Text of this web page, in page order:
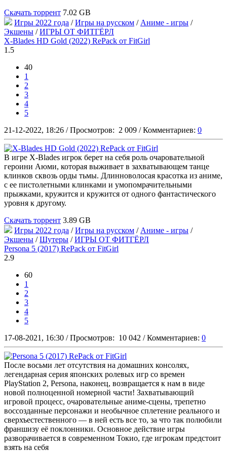
Скачать торрент 7.02 GB
Игры 2022 года /Игры на русском / Аниме - игры /
Экшены /ИГРЫ ОТ ФИТГЁРЛ
X-Blades HD Gold (2022) RePack от FitGirl
1.5
40
1
2
3
4
5
21-12-2022, 18:26 / Просмотров: 2 009 / Комментариев: 0
В игре X-Blades игрок берет на себя роль очаровательной
героини Аюми, которая выживает в захватывающем танце
клинков сквозь орды тьмы. Длинноволосая красотка из аниме,
с ее пистолетными клинками и умопомрачительными
прыжками, кружится и кружится от одного фантастического
уровня к другому.
Скачать торрент 3.89 GB
Игры 2022 года /Игры на русском / Аниме - игры /
Экшены /Шутеры /ИГРЫ ОТ ФИТГЁРЛ
Persona 5 (2017) RePack от FitGirl
2.9
60
1
2
3
4
5
17-08-2021, 16:30 / Просмотров: 10 042 / Комментариев: 0
После восьми лет отсутствия на домашних консолях,
легендарная серия японских ролевых игр со времен
PlayStation 2, Persona, наконец, возвращается к нам в виде
новой полноценной номерной части! Захватывающий
игровой процесс, очаровательные аниме-сцены, трепетно
воссозданные персонажи и необычное сплетение реального и
сверхъестественного — в ней есть все то, за что так полюбили
франшизу её поклонники. Основное действие игры
разворачивается в современном Токио, где игрокам предстоит
взять на себя